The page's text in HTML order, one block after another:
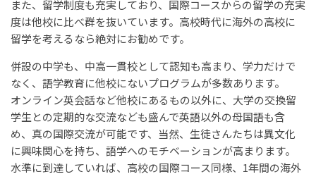
また、留学制度も充実しており、国際コースからの留学の充実
度は他校に比べ群を抜いています。高校時代に海外の高校に
留学を考えるなら絶対にお勧めです。
併設の中学も、中高一貫校として認知も高まり、学力だけで
なく、語学教育に他校にないプログラムが多数あります。
オンライン英会話など他校にあるもの以外に、大学の交換留
学生との定期的な交流なども盛んで英語以外の母国語も含
め、真の国際交流が可能です、当然、生徒さんたちは異文化
に興味関心を持ち、語学へのモチベーションが高まります。
水準に到達していれば、高校の国際コース同様、1年間の海外